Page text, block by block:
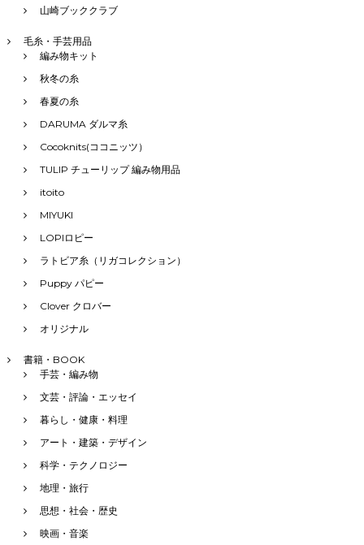
山崎ブッククラブ
毛糸・手芸用品
編み物キット
秋冬の糸
春夏の糸
DARUMA ダルマ糸
Cocoknits(ココニッツ）
TULIP チューリップ 編み物用品
itoito
MIYUKI
LOPIロピー
ラトビア糸（リガコレクション）
Puppy パピー
Clover クロバー
オリジナル
書籍・BOOK
手芸・編み物
文芸・評論・エッセイ
暮らし・健康・料理
アート・建築・デザイン
科学・テクノロジー
地理・旅行
思想・社会・歴史
映画・音楽